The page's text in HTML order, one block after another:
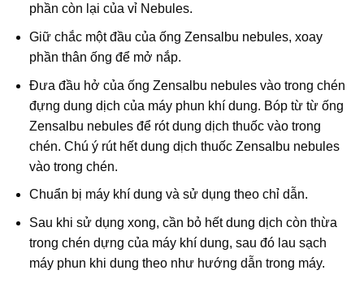
phần còn lại của vỉ Nebules.
Giữ chắc một đầu của ống Zensalbu nebules, xoay
phần thân ống để mở nắp.
Đưa đầu hở của ống Zensalbu nebules vào trong chén
đựng dung dịch của máy phun khí dung. Bóp từ từ ống
Zensalbu nebules để rót dung dịch thuốc vào trong
chén. Chú ý rút hết dung dịch thuốc Zensalbu nebules
vào trong chén.
Chuẩn bị máy khí dung và sử dụng theo chỉ dẫn.
Sau khi sử dụng xong, cần bỏ hết dung dịch còn thừa
trong chén dựng của máy khí dung, sau đó lau sạch
máy phun khi dung theo như hướng dẫn trong máy.